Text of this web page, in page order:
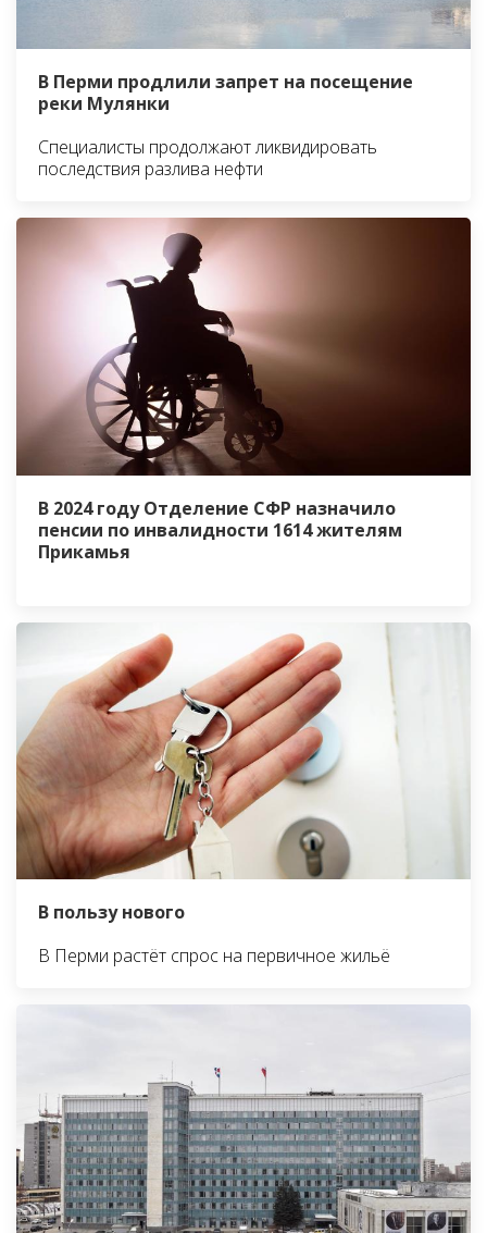
В Перми продлили запрет на посещение
реки Мулянки
Специалисты продолжают ликвидировать
последствия разлива нефти
В 2024 году Отделение СФР назначило
пенсии по инвалидности 1614 жителям
Прикамья
В пользу нового
В Перми растёт спрос на первичное жильё